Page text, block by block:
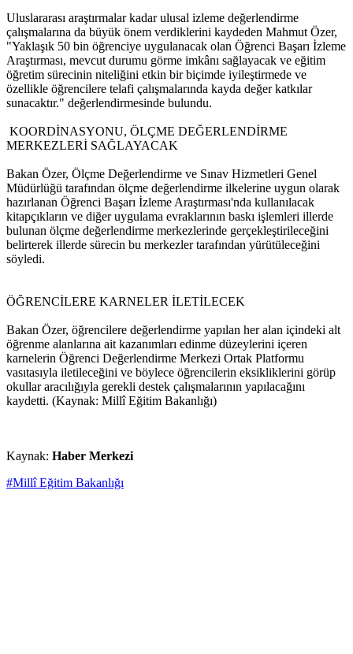
Uluslararası araştırmalar kadar ulusal izleme değerlendirme
çalışmalarına da büyük önem verdiklerini kaydeden Mahmut Özer,
"Yaklaşık 50 bin öğrenciye uygulanacak olan Öğrenci Başarı İzleme
Araştırması, mevcut durumu görme imkânı sağlayacak ve eğitim
öğretim sürecinin niteliğini etkin bir biçimde iyileştirmede ve
özellikle öğrencilere telafi çalışmalarında kayda değer katkılar
sunacaktır." değerlendirmesinde bulundu.
KOORDİNASYONU, ÖLÇME DEĞERLENDİRME
MERKEZLERİ SAĞLAYACAK
Bakan Özer, Ölçme Değerlendirme ve Sınav Hizmetleri Genel
Müdürlüğü tarafından ölçme değerlendirme ilkelerine uygun olarak
hazırlanan Öğrenci Başarı İzleme Araştırması'nda kullanılacak
kitapçıkların ve diğer uygulama evraklarının baskı işlemleri illerde
bulunan ölçme değerlendirme merkezlerinde gerçekleştirileceğini
belirterek illerde sürecin bu merkezler tarafından yürütüleceğini
söyledi.
ÖĞRENCİLERE KARNELER İLETİLECEK
Bakan Özer, öğrencilere değerlendirme yapılan her alan içindeki alt
öğrenme alanlarına ait kazanımları edinme düzeylerini içeren
karnelerin Öğrenci Değerlendirme Merkezi Ortak Platformu
vasıtasıyla iletileceğini ve böylece öğrencilerin eksikliklerini görüp
okullar aracılığıyla gerekli destek çalışmalarının yapılacağını
kaydetti. (Kaynak: Millî Eğitim Bakanlığı)
Kaynak: Haber Merkezi
#Millî Eğitim Bakanlığı